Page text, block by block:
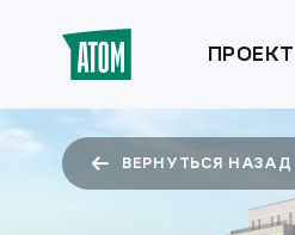
ВЕРНУТЬСЯ НАЗАД